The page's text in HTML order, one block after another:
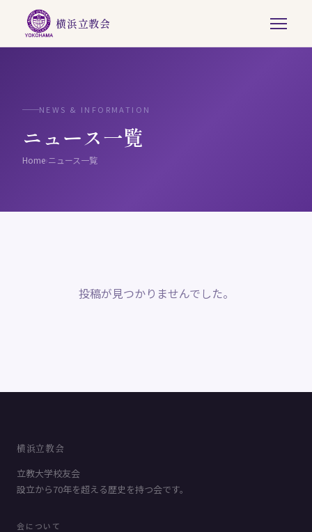
横浜立教会
NEWS & INFORMATION
ニュース一覧
Home›ニュース一覧
投稿が見つかりませんでした。
横浜立教会
立教大学校友会
設立から70年を超える歴史を持つ会です。
会について